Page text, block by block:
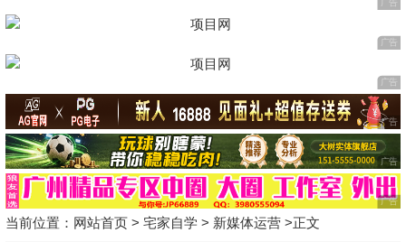
当前位置： 网站首页 > 宅家自学 > 新媒体运营 >正文